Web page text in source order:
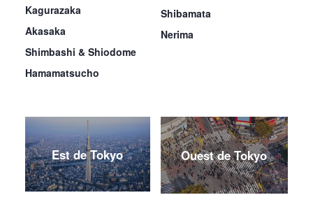
Kagurazaka
Akasaka
Shimbashi & Shiodome
Hamamatsucho
Shibamata
Nerima
Est de Tokyo Ouest de Tokyo